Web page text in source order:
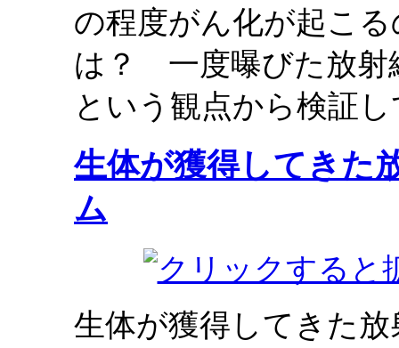
の程度がん化が起こ
は？ 一度曝びた放射
という観点から検証
生体が獲得してきた
ム
生体が獲得してきた